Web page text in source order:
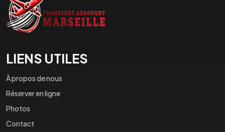
LIENS UTILES
À propos de nous
Réserver en ligne
Photos
Contact